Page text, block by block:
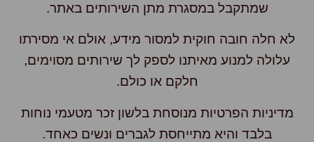
שמתקבל במסגרת מתן השירותים באתר.
לא חלה חובה חוקית למסור מידע, אולם אי מסירתו
עלולה למנוע מאיתנו לספק לך שירותים מסוימים,
חלקם או כולם.
מדיניות הפרטיות מנוסחת בלשון זכר מטעמי נוחות
בלבד והיא מתייחסת לגברים ונשים כאחד.